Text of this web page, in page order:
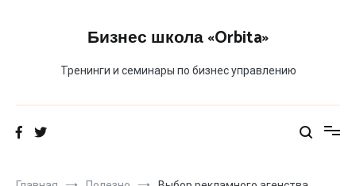
Бизнес школа «Orbita»
Тренинги и семинары по бизнес управлению